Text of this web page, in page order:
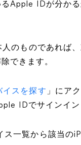
Apple IDが分かる
のものであれば
できます。
イスを探す 」にア
IDでサインイン
ス一覧から該当の